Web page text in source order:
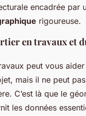
encadrée par
rigoureuse.
en travaux et
peut vous
mais il ne peut
C’est là que le
les données